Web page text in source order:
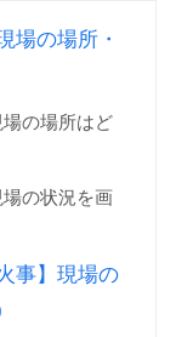
場の場所・
場の場所はど
場の状況を画
事】現場の